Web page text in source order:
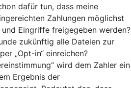
dafür tun, dass meine
Zahlungen möglichst
Eingriffe freigegeben werden?
zukünftig alle Dateien zur
„Opt-in“ einreichen?
wird dem Zahler ein
Ergebnis der